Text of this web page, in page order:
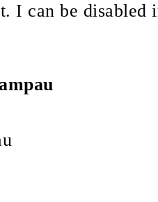
I can be disabled